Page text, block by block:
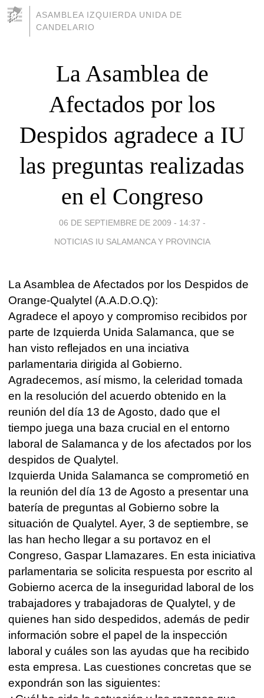
ASAMBLEA IZQUIERDA UNIDA DE
CANDELARIO
La Asamblea de
Afectados por los
Despidos agradece a IU
las preguntas realizadas
en el Congreso
06 DE SEPTIEMBRE DE 2009 - 14:37 -
NOTICIAS IU SALAMANCA Y PROVINCIA
La Asamblea de Afectados por los Despidos de
Orange-Qualytel (A.A.D.O.Q):
Agradece el apoyo y compromiso recibidos por
parte de Izquierda Unida Salamanca, que se
han visto reflejados en una inciativa
parlamentaria dirigida al Gobierno.
Agradecemos, así mismo, la celeridad tomada
en la resolución del acuerdo obtenido en la
reunión del día 13 de Agosto, dado que el
tiempo juega una baza crucial en el entorno
laboral de Salamanca y de los afectados por los
despidos de Qualytel.
Izquierda Unida Salamanca se comprometió en
la reunión del día 13 de Agosto a presentar una
batería de preguntas al Gobierno sobre la
situación de Qualytel. Ayer, 3 de septiembre, se
las han hecho llegar a su portavoz en el
Congreso, Gaspar Llamazares. En esta iniciativa
parlamentaria se solicita respuesta por escrito al
Gobierno acerca de la inseguridad laboral de los
trabajadores y trabajadoras de Qualytel, y de
quienes han sido despedidos, además de pedir
información sobre el papel de la inspección
laboral y cuáles son las ayudas que ha recibido
esta empresa. Las cuestiones concretas que se
expondrán son las siguientes: